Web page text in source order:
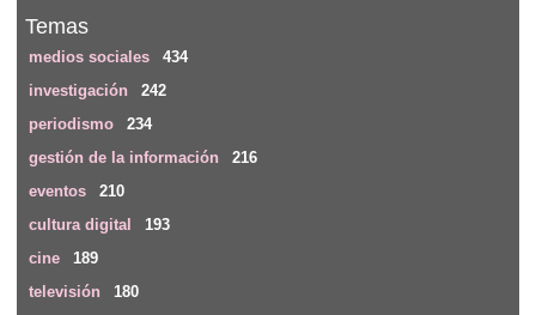
Temas
medios sociales
434
investigación
242
periodismo
234
gestión de la información
216
eventos
210
cultura digital
193
cine
189
televisión
180